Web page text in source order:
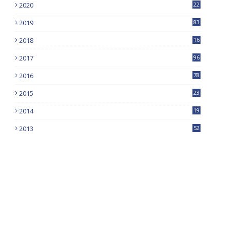
2020
22
2019
83
2018
16
2017
96
2016
78
2015 23
2014 19
2013 52